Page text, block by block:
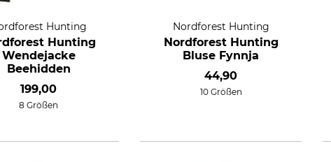
Hunting
Hunting
Wendejacke
Beehidden
199,00
8 Größen
Nordforest Hunting
Nordforest Hunting
Bluse Fynnja
44,90
10 Größen